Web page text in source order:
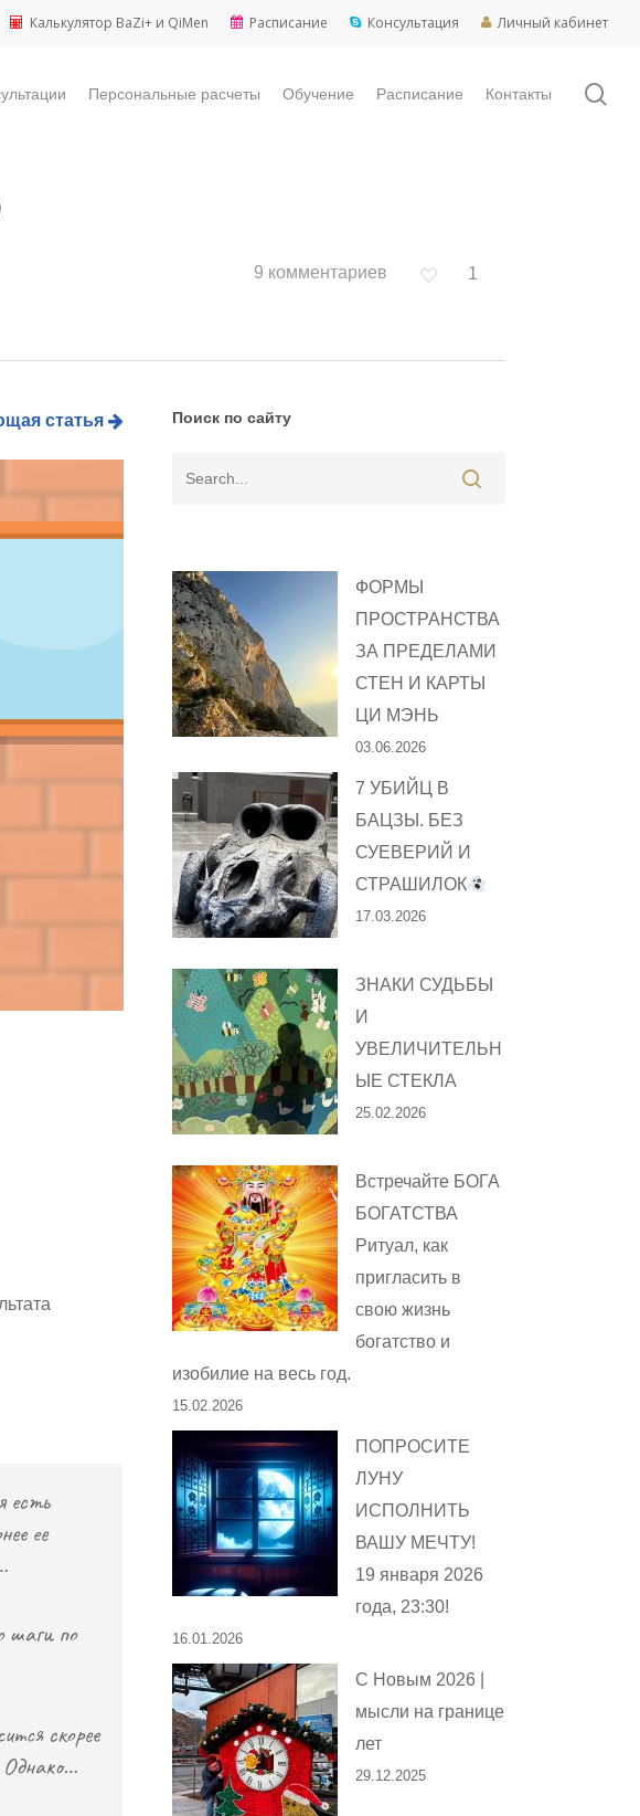
Калькулятор BaZi+ и QiMen Расписание Консультация Личный кабинет
Персональные расчеты Обучение Расписание Контакты
9 комментариев 1
статья
есть
ее
шаги по
скорее
Поиск по сайту
ФОРМЫ
ПРОСТРАНСТВА
ЗА ПРЕДЕЛАМИ
СТЕН И КАРТЫ
ЦИ МЭНЬ
03.06.2026
7 УБИЙЦ В
БАЦЗЫ. БЕЗ
СУЕВЕРИЙ И
СТРАШИЛОК
17.03.2026
ЗНАКИ СУДЬБЫ
И
УВЕЛИЧИТЕЛЬН
ЫЕ СТЕКЛА
25.02.2026
Встречайте БОГА
БОГАТСТВА
Ритуал, как
пригласить в
свою жизнь
богатство и
изобилие на весь год.
15.02.2026
ПОПРОСИТЕ
ЛУНУ
ИСПОЛНИТЬ
ВАШУ МЕЧТУ!
19 января 2026
года, 23:30!
16.01.2026
С Новым 2026 |
мысли на границе
лет
29.12.2025